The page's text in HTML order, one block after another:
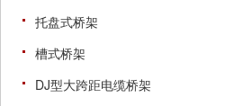
托盘式桥架
槽式桥架
DJ型大跨距电缆桥架